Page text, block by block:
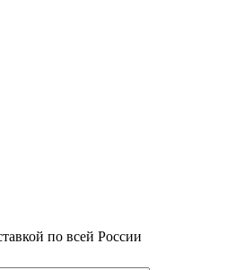
по всей России